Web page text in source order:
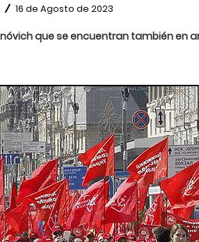
16 de Agosto de 2023
que se encuentran también en